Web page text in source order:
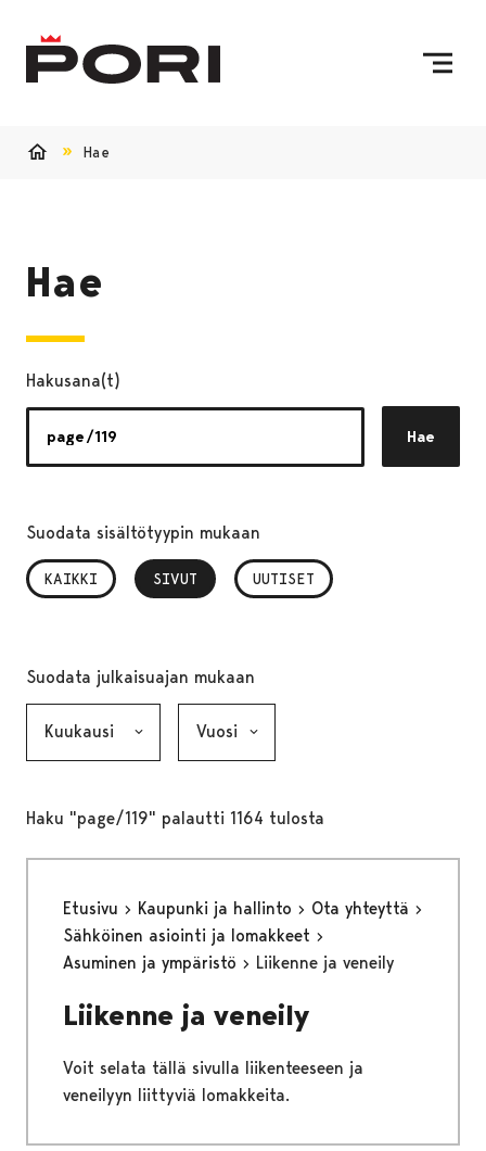
Hae
Hae
Hakusana(t)
Hae
Suodata sisältötyypin mukaan
KAIKKI SIVUT
, VALITTU UUTISET
Suodata julkaisuajan mukaan
Haku "page/119" palautti 1164 tulosta
Etusivu Kaupunki ja hallinto
Ota yhteyttä
Sähköinen asiointi ja lomakkeet
Asuminen ja ympäristö
Liikenne ja veneily
Liikenne ja veneily
Voit selata tällä sivulla liikenteeseen ja
veneilyyn liittyviä lomakkeita.